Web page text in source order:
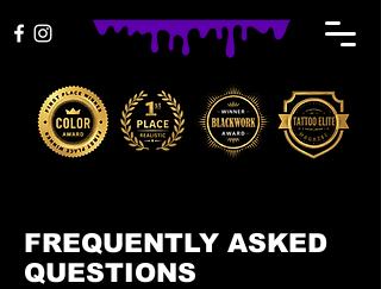
FREQUENTLY ASKED
QUESTIONS